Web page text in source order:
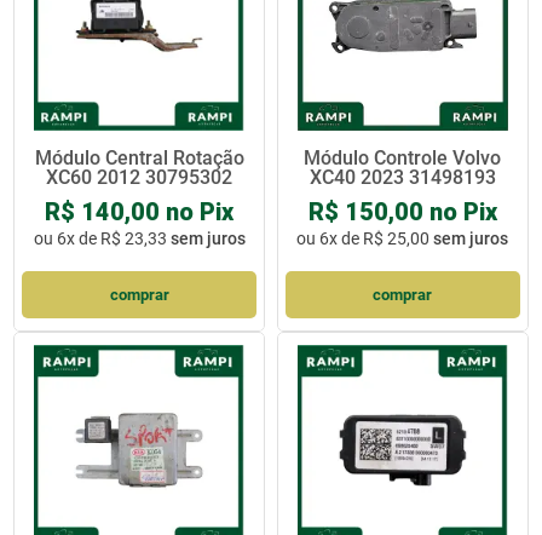
Módulo Central Rotação
XC60 2012 30795302
R$ 140,00 no Pix
ou 6x de R$ 23,33 sem juros
comprar
Módulo Controle Volvo
XC40 2023 31498193
R$ 150,00 no Pix
ou 6x de R$ 25,00 sem juros
comprar